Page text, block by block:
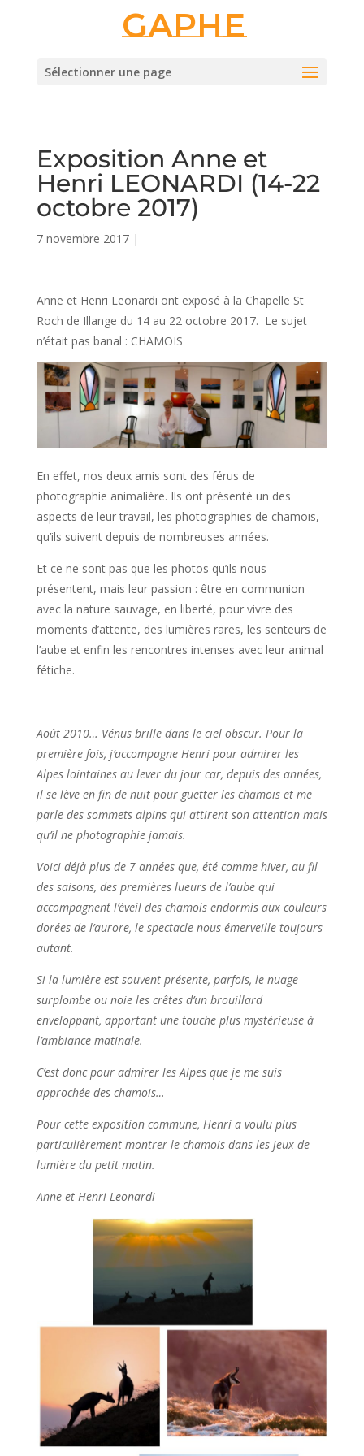
Gaphe
Sélectionner une page
Exposition Anne et
Henri LEONARDI (14-22
octobre 2017)
7 novembre 2017|
Anne et Henri Leonardi ont exposé à la Chapelle St
Roch de Illange du 14 au 22 octobre 2017. Le sujet
n’était pas banal : CHAMOIS
En effet, nos deux amis sont des férus de
photographie animalière. Ils ont présenté un des
aspects de leur travail, les photographies de chamois,
qu’ils suivent depuis de nombreuses années.
Et ce ne sont pas que les photos qu’ils nous
présentent, mais leur passion : être en communion
avec la nature sauvage, en liberté, pour vivre des
moments d’attente, des lumières rares, les senteurs de
l’aube et enfin les rencontres intenses avec leur animal
fétiche.
Août 2010… Vénus brille dans le ciel obscur. Pour la
première fois, j’accompagne Henri pour admirer les
Alpes lointaines au lever du jour car, depuis des années,
il se lève en fin de nuit pour guetter les chamois et me
parle des sommets alpins qui attirent son attention mais
qu’il ne photographie jamais.
Voici déjà plus de 7 années que, été comme hiver, au fil
des saisons, des premières lueurs de l’aube qui
accompagnent l’éveil des chamois endormis aux couleurs
dorées de l’aurore, le spectacle nous émerveille toujours
autant.
Si la lumière est souvent présente, parfois, le nuage
surplombe ou noie les crêtes d’un brouillard
enveloppant, apportant une touche plus mystérieuse à
l’ambiance matinale.
C’est donc pour admirer les Alpes que je me suis
approchée des chamois…
Pour cette exposition commune, Henri a voulu plus
particulièrement montrer le chamois dans les jeux de
lumière du petit matin.
Anne et Henri Leonardi